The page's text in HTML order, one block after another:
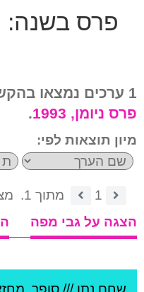
פרס בשנה:
1 ערכים נמצאו בהקשר לנושא:
פרס ניומן, 1993
.
מיון תוצאות לפי:
1 מתוך 1.
מציג
הצגה על גבי מפה
שחם נתן /// סופר,